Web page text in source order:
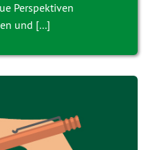
Perspektiven
und [...]